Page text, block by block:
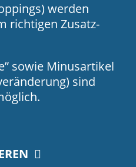
werden
richtigen Zusatz-
sowie Minusartikel
sind